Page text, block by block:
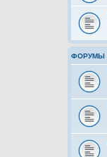
ФОРУМЫ